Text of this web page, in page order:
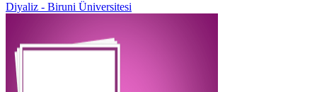
Diyaliz - Biruni Üniversitesi